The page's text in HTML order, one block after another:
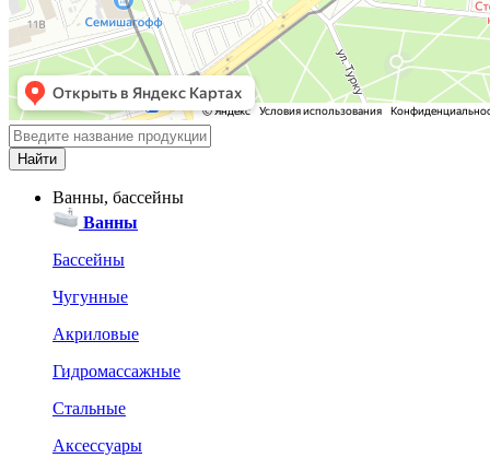
Ванны, бассейны
Ванны
Бассейны
Чугунные
Акриловые
Гидромассажные
Стальные
Аксессуары